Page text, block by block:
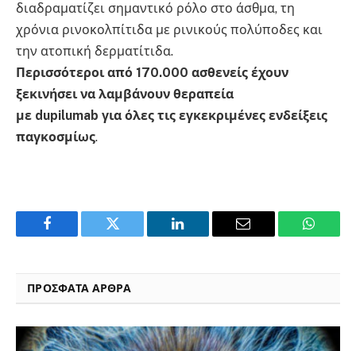
διαδραματίζει σημαντικό ρόλο στο άσθμα, τη
χρόνια ρινοκολπίτιδα με ρινικούς πολύποδες και
την ατοπική δερματίτιδα.
Περισσότεροι από 170.000 ασθενείς έχουν
ξεκινήσει να λαμβάνουν θεραπεία
με dupilumab για όλες τις εγκεκριμένες ενδείξεις
παγκοσμίως.
Facebook Twitter LinkedIn Email
ΠΡΟΣΦΑΤΑ ΑΡΘΡΑ